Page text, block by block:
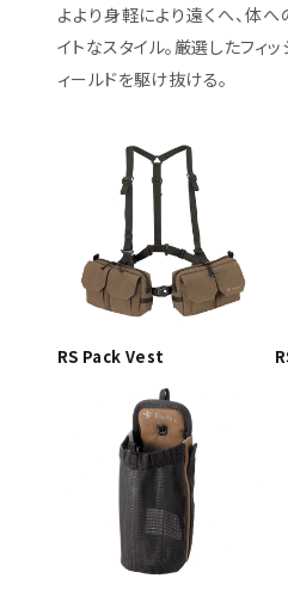
よより身軽により遠くへ、体
イトなスタイル。厳選したフィ
ィールドを駆け抜ける。
RS Pack Vest